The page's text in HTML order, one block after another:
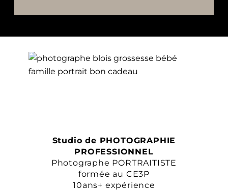
Studio de PHOTOGRAPHIE
PROFESSIONNEL
Photographe PORTRAITISTE
formée au CE3P
10ans+ expérience